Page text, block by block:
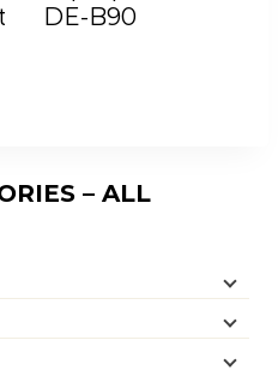
DE-B90
– ALL